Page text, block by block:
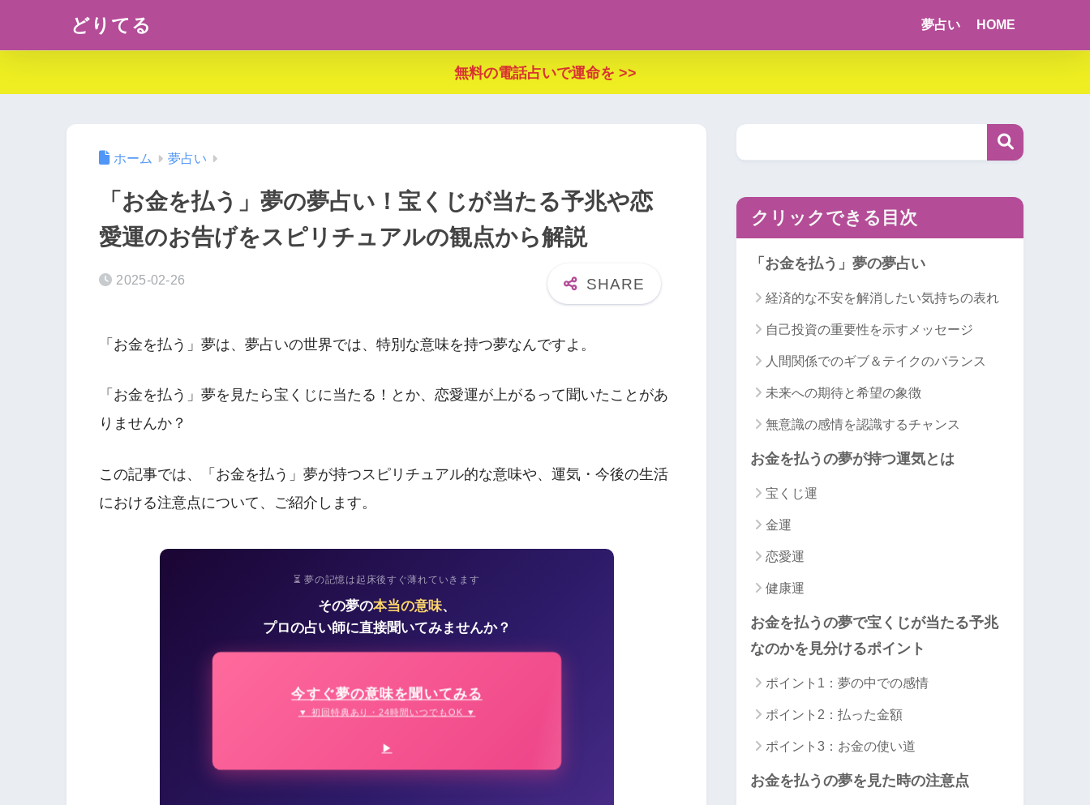
どりてる 夢占い HOME
無料の電話占いで運命を >>
ホーム 夢占い
「お金を払う」夢の夢占い！宝くじが当たる予兆や恋
愛運のお告げをスピリチュアルの観点から解説
2025-02-26
「お金を払う」夢は、夢占いの世界では、特別な意味を持つ夢なんですよ。
「お金を払う」夢を見たら宝くじに当たる！とか、恋愛運が上がるって聞いたことがあ
りませんか？
この記事では、「お金を払う」夢が持つスピリチュアル的な意味や、運気・今後の生活
における注意点について、ご紹介します。
⏳ 夢の記憶は起床後すぐ薄れていきます
その夢の本当の意味、
プロの占い師に直接聞いてみませんか？
今すぐ夢の意味を聞いてみる
▼ 初回特典あり・24時間いつでもOK ▼
クリックできる目次
「お金を払う」夢の夢占い
経済的な不安を解消したい気持ちの表れ
自己投資の重要性を示すメッセージ
人間関係でのギブ＆テイクのバランス
未来への期待と希望の象徴
無意識の感情を認識するチャンス
お金を払うの夢が持つ運気とは
宝くじ運
金運
恋愛運
健康運
お金を払うの夢で宝くじが当たる予兆
なのかを見分けるポイント
ポイント1：夢の中での感情
ポイント2：払った金額
ポイント3：お金の使い道
お金を払うの夢を見た時の注意点